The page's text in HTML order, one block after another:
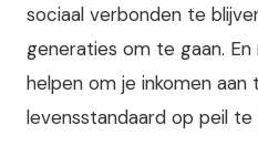
sociaal verbonden te
generaties om te gaan. En
helpen om je inkomen aan
levensstandaard op peil te